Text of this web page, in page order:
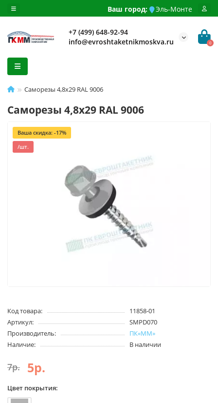
Ваш город: Эль-Монте
+7 (499) 648-92-94
info@evroshtaketnikmoskva.ru
0
Саморезы 4,8х29 RAL 9006
Саморезы 4,8х29 RAL 9006
Ваша скидка: -17%
/шт.
Код товара:
11858-01
Артикул:
SMPD070
Производитель:
ПК«ММ»
Наличие:
В наличии
7р. 5р.
Цвет покрытия: